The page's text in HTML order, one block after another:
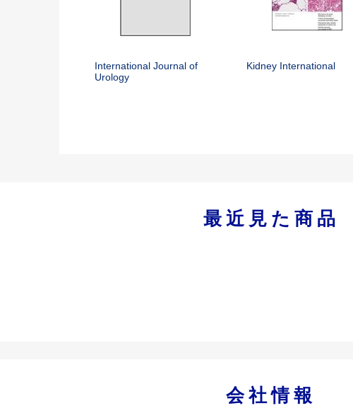
International Journal of
Urology
Kidney International
最近見た商品
会社情報